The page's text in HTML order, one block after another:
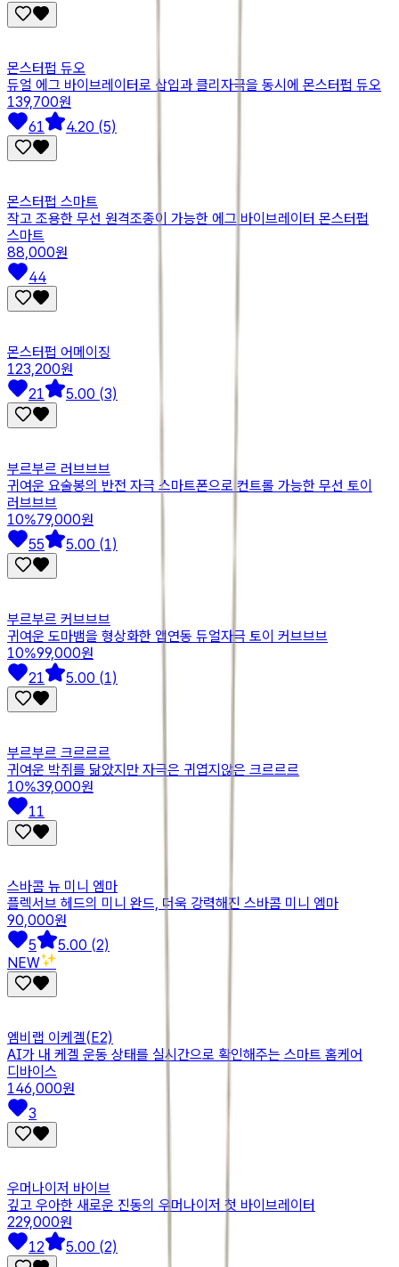
몬스터펍 듀오
듀얼 에그 바이브레이터로 삽입과 클리자극을 동시에 몬스터펍 듀오
139,700원
61
4.20 (5)
몬스터펍 스마트
작고 조용한 무선 원격조종이 가능한 에그 바이브레이터 몬스터펍
스마트
88,000원
44
몬스터펍 어메이징
123,200원
21
5.00 (3)
부르부르 러브브브
귀여운 요술봉의 반전 자극 스마트폰으로 컨트롤 가능한 무선 토이
러브브브
10%79,000원
55
5.00 (1)
부르부르 커브브브
귀여운 도마뱀을 형상화한 앱연동 듀얼자극 토이 커브브브
10%99,000원
21
5.00 (1)
부르부르 크르르르
귀여운 박쥐를 닮았지만 자극은 귀엽지않은 크르르르
10%39,000원
11
스바콤 뉴 미니 엠마
플렉서브 헤드의 미니 완드, 더욱 강력해진 스바콤 미니 엠마
90,000원
5
5.00 (2)
NEW✨
엠비랩 이케겔(E2)
AI가 내 케겔 운동 상태를 실시간으로 확인해주는 스마트 홈케어
디바이스
146,000원
3
우머나이저 바이브
깊고 우아한 새로운 진동의 우머나이저 첫 바이브레이터
229,000원
12
5.00 (2)